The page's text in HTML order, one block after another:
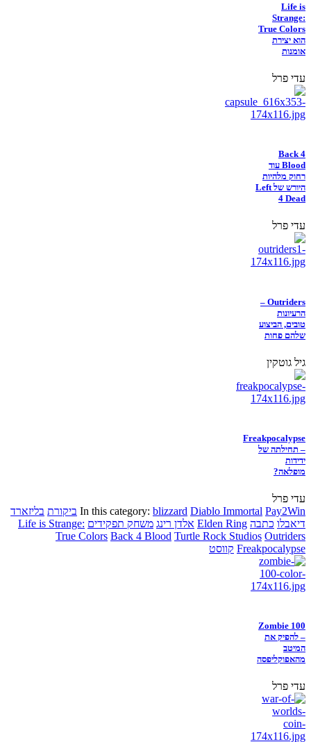
Life is
Strange:
True Colors
הוא יצירת
אומנות
עדי פרל
Back 4
Blood עוד
רחוק מלהיות
היורש של Left
4 Dead
עדי פרל
Outriders –
הרעיונות
טובים, הביצוע
שלהם פחות
גיל גוטקין
Freakpocalypse
– תחילתה של
ידידות
מופלאה?
עדי פרל
In this category: blizzard Diablo Immortal Pay2Win ביקורת בליזארד
דיאבלו כתבה Elden Ring אלדן רינג משחק תפקידים Life is Strange:
True Colors Back 4 Blood Turtle Rock Studios Outriders
Freakpocalypse קווסט
Zombie 100
– להפיק את
המיטב
מהאפוקליפסה
עדי פרל